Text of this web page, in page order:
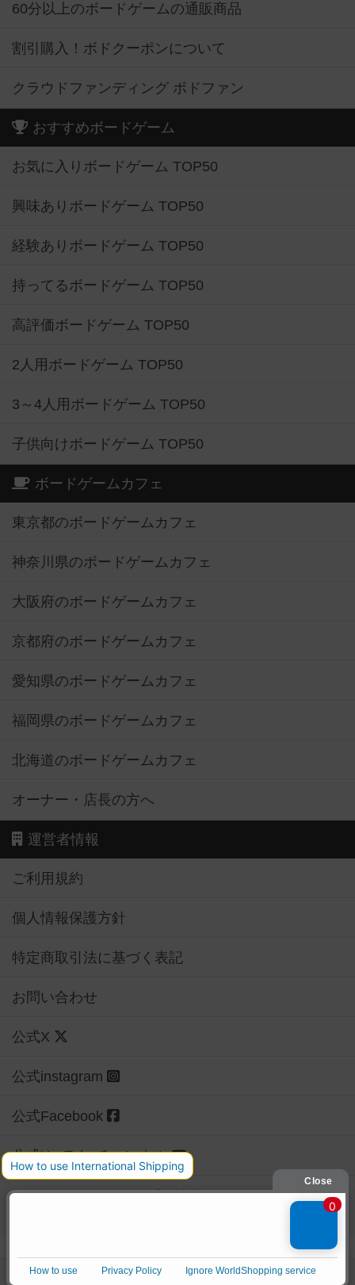
60分以上のボードゲームの通販商品
割引購入！ボドクーポンについて
クラウドファンディング ボドファン
おすすめボードゲーム
お気に入りボードゲーム TOP50
興味ありボードゲーム TOP50
経験ありボードゲーム TOP50
持ってるボードゲーム TOP50
高評価ボードゲーム TOP50
2人用ボードゲーム TOP50
3～4人用ボードゲーム TOP50
子供向けボードゲーム TOP50
ボードゲームカフェ
東京都のボードゲームカフェ
神奈川県のボードゲームカフェ
大阪府のボードゲームカフェ
京都府のボードゲームカフェ
愛知県のボードゲームカフェ
福岡県のボードゲームカフェ
北海道のボードゲームカフェ
オーナー・店長の方へ
運営者情報
ご利用規約
個人情報保護方針
特定商取引法に基づく表記
お問い合わせ
公式X
公式instagram
公式Facebook
公式YouTubeチャンネル
Copyright (c)